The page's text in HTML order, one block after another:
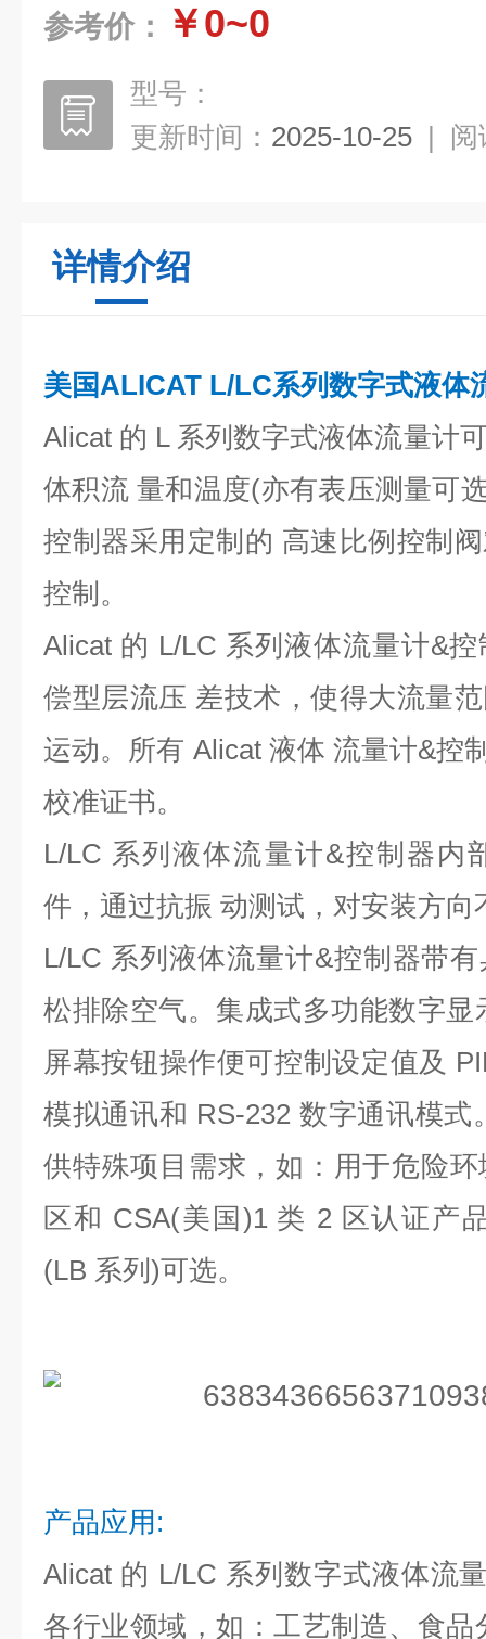
参考价： ￥0~0
型号：
更新时间： 2025-10-25 | 阅
详情介绍
美国ALICAT L/LC系列数字式液体
Alicat 的 L 系列数字式液体流量计
体积流 量和温度(亦有表压测量可
控制器采用定制的 高速比例控制
控制。
Alicat 的 L/LC 系列液体流量计&
偿型层流压 差技术，使得大流量
运动。所有 Alicat 液体 流量计&控
校准证书。
L/LC 系列液体流量计&控制器内
件，通过抗振 动测试，对安装方向
L/LC 系列液体流量计&控制器带
松排除空气。集成式多功能数字
屏幕按钮操作便可控制设定值及
模拟通讯和 RS-232 数字通讯模
供特殊项目需求，如：用于危险
区和 CSA(美国)1 类 2 区认证产
(LB 系列)可选。
产品应用:
Alicat 的 L/LC 系列数字式液体流
各行业领域，如：工艺制造、食